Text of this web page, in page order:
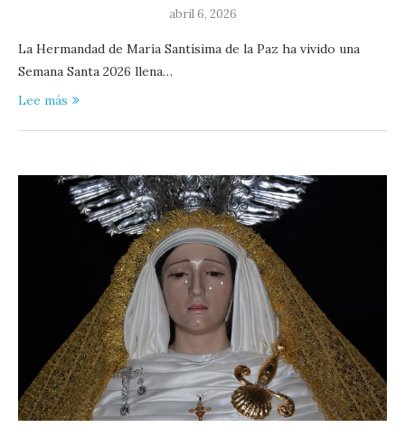
abril 6, 2026
La Hermandad de María Santísima de la Paz ha vivido una
Semana Santa 2026 llena…
Lee más